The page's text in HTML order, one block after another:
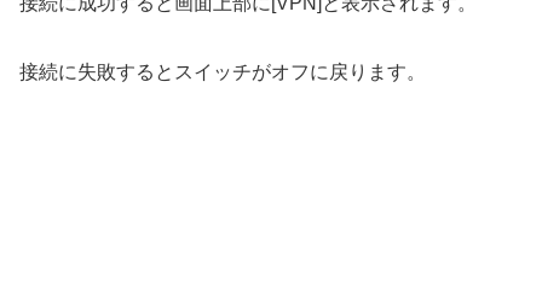
接続に失敗するとスイッチがオフに戻ります。